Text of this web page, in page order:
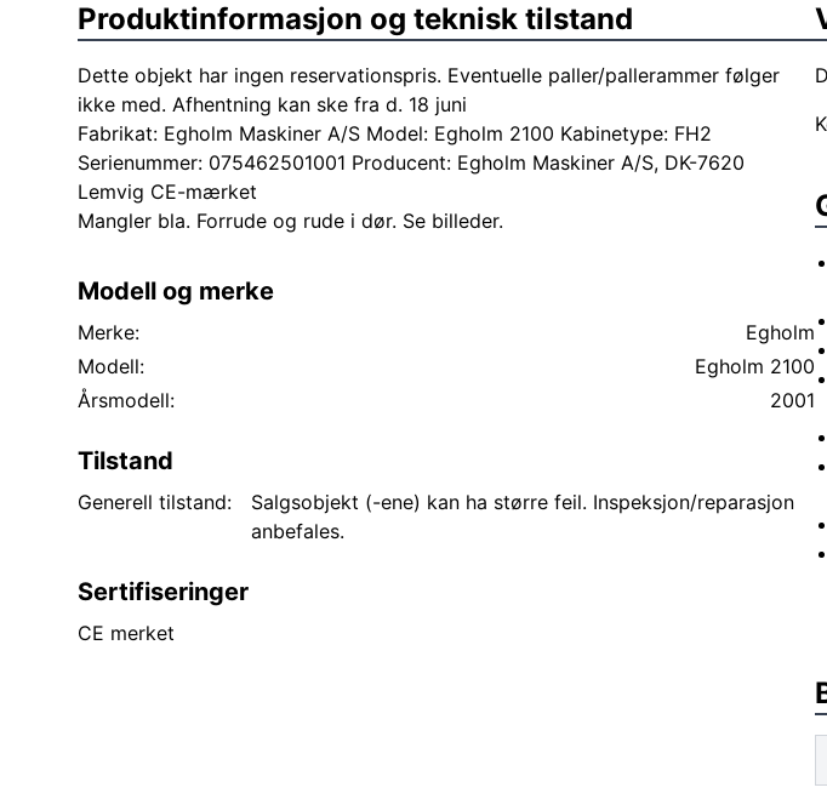
Produktinformasjon og teknisk tilstand
Dette objekt har ingen reservationspris. Eventuelle paller/pallerammer følger
ikke med. Afhentning kan ske fra d. 18 juni
Fabrikat: Egholm Maskiner A/S Model: Egholm 2100 Kabinetype: FH2
Serienummer: 075462501001 Producent: Egholm Maskiner A/S, DK-7620
Lemvig CE-mærket
Mangler bla. Forrude og rude i dør. Se billeder.
Modell og merke
Merke:
Egholm
Modell:
Egholm 2100
Årsmodell:
2001
Tilstand
Generell tilstand:
Salgsobjekt (-ene) kan ha større feil. Inspeksjon/reparasjon
anbefales.
Sertifiseringer
CE merket